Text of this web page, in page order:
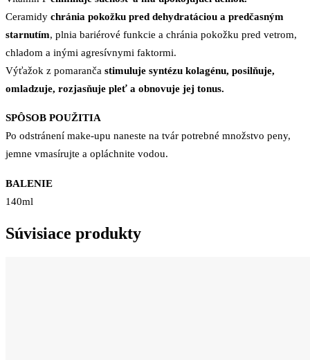
Ceramidy chránia pokožku pred dehydratáciou a predčasným
starnutím, plnia bariérové funkcie a chránia pokožku pred vetrom,
chladom a inými agresívnymi faktormi.
Výťažok z pomaranča stimuluje syntézu kolagénu, posilňuje,
omladzuje, rozjasňuje pleť a obnovuje jej tonus.
SPÔSOB POUŽITIA
Po odstránení make-upu naneste na tvár potrebné množstvo peny,
jemne vmasírujte a opláchnite vodou.
BALENIE
140ml
Súvisiace produkty